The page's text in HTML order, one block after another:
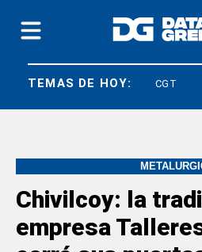
TEMAS DE HOY:
LEY BASES CGT
Chivilcoy: la
empresa